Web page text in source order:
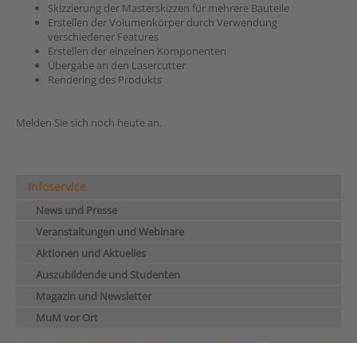
Skizzierung der Masterskizzen für mehrere Bauteile
Erstellen der Volumenkörper durch Verwendung
verschiedener Features
Erstellen der einzelnen Komponenten
Übergabe an den Lasercutter
Rendering des Produkts
Melden Sie sich noch heute an.
Infoservice
News und Presse
Veranstaltungen und Webinare
Aktionen und Aktuelles
Auszubildende und Studenten
Magazin und Newsletter
MuM vor Ort